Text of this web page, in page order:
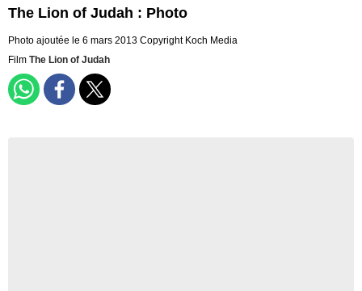
The Lion of Judah : Photo
Photo ajoutée le 6 mars 2013 Copyright Koch Media
Film The Lion of Judah